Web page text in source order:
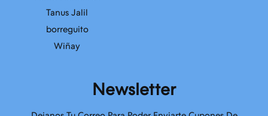
Tanus Jalil
borreguito
Wiñay
Newsletter